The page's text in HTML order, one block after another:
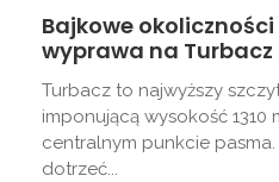
Bajkowe
wyprawa na Turbacz
Turbacz to najwyższy
imponującą wysokość 1310
centralnym punkcie
dotrzeć...